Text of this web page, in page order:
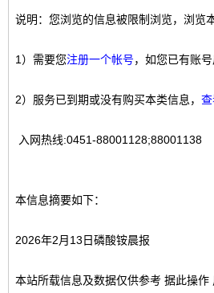
说明：您浏览的信息被限制浏览，浏览
1）需要您注册一个帐号，如您已有账号
2）服务已到期或没有购买本类信息，
入网热线:0451-88001128;88001138
本信息摘要如下：
2026年2月13日磷酸铵晨报
本站所载信息及数据仅供参考 据此操